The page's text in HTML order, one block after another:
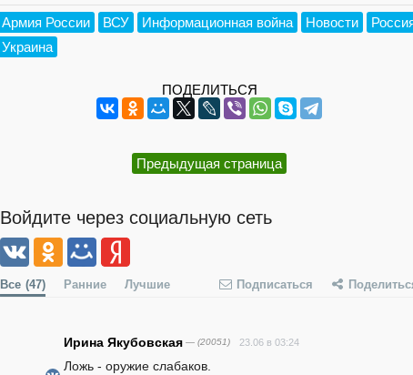
Армия России ВСУ Информационная война Новости
Украина
ПОДЕЛИТЬСЯ
Предыдущая страница
Войдите через социальную сеть
Все (47) Ранние Лучшие Подписаться
Ирина Якубовская — (20051) 23.06 в 03:24
Ложь - оружие слабаков.